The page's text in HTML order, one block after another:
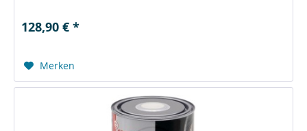
128,90 € *
Merken